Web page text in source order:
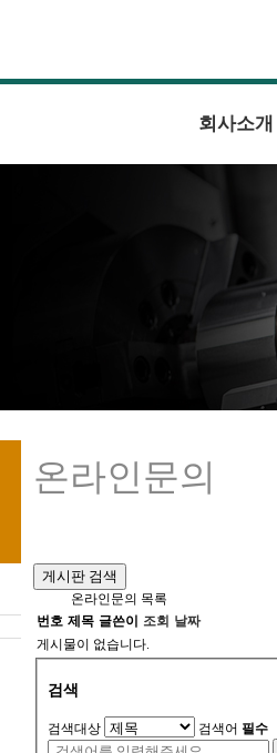
회사소개
온라인문의
게시판 검색
온라인문의 목록
번호 제목 글쓴이 조회 날짜
게시물이 없습니다.
검색
검색대상 검색어 필수